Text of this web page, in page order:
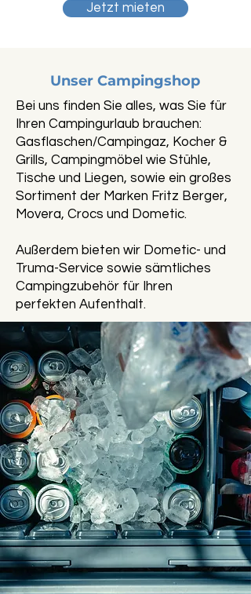
Jetzt mieten
Unser Campingshop
Bei uns finden Sie alles, was Sie für
Ihren Campingurlaub brauchen:
Gasflaschen/Campingaz, Kocher &
Grills, Campingmöbel wie Stühle,
Tische und Liegen, sowie ein großes
Sortiment der Marken Fritz Berger,
Movera, Crocs und Dometic.
Außerdem bieten wir Dometic- und
Truma-Service sowie sämtliches
Campingzubehör für Ihren
perfekten Aufenthalt.